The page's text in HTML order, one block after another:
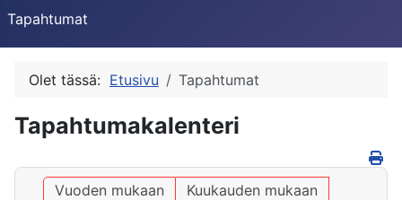
Tapahtumat
Olet tässä: Etusivu Tapahtumat
Tapahtumakalenteri
Vuoden mukaan
Kuukauden mukaan